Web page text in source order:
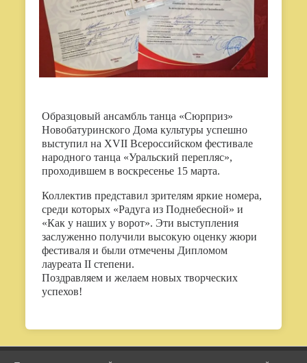
Образцовый ансамбль танца «Сюрприз»
Новобатуринского Дома культуры успешно
выступил на XVII Всероссийском фестивале
народного танца «Уральский перепляс»,
проходившем в воскресенье 15 марта.
Коллектив представил зрителям яркие номера,
среди которых «Радуга из Поднебесной» и
«Как у наших у ворот». Эти выступления
заслуженно получили высокую оценку жюри
фестиваля и были отмечены Дипломом
лауреата II степени.
Поздравляем и желаем новых творческих
успехов!